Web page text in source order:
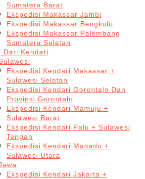
Sumatera Barat
Ekspedisi Makassar Jambi
Ekspedisi Makassar Bengkulu
Ekspedisi Makassar Palembang
Sumatera Selatan
Dari Kendari
Ekspedisi Kendari Makassar +
Sulawesi Selatan
Ekspedisi Kendari Gorontalo Dan
Provinsi Gorontalo
Ekspedisi Kendari Mamuju +
Sulawesi Barat
Ekspedisi Kendari Palu + Sulawesi
Tengah
Ekspedisi Kendari Manado +
Sulawesi Utara
Ekspedisi Kendari Jakarta +